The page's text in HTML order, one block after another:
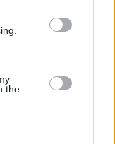
the
Parkano
Valkeakoski